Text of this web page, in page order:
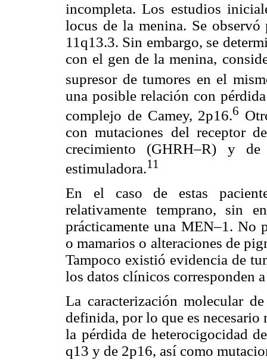
incompleta. Los estudios
locus de la menina. Se
11q13.3. Sin embargo, se
con el gen de la menina,
supresor de tumores en el
una posible relación con
complejo de Camey, 2p16.6
con mutaciones del receptor
crecimiento (GHRH–R) y
estimuladora.11
En el caso de estas
relativamente temprano, sin
prácticamente una MEN–1. No
o mamarios o alteraciones de
Tampoco existió evidencia de
los datos clínicos corresponden
La caracterización molecular
definida, por lo que es
la pérdida de heterocigocidad
q13 y de 2p16, así como